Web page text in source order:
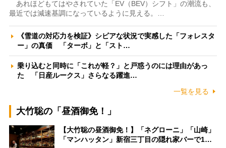
あれほどもてはやされていた「EV（BEV）シフト」の潮流も、
最近では減速基調になっているように見える。…
《雪道の対応力を検証》シビアな状況で実感した「フォレスタ
ー」の真価 「ターボ」と「スト…
乗り込むと同時に「これが軽？」と戸惑うのには理由があっ
た 「日産ルークス」さらなる躍進…
一覧を見る
大竹聡の「昼酒御免！」
【大竹聡の昼酒御免！】「ネグローニ」「山崎」
「マンハッタン」新宿三丁目の隠れ家バーで1…